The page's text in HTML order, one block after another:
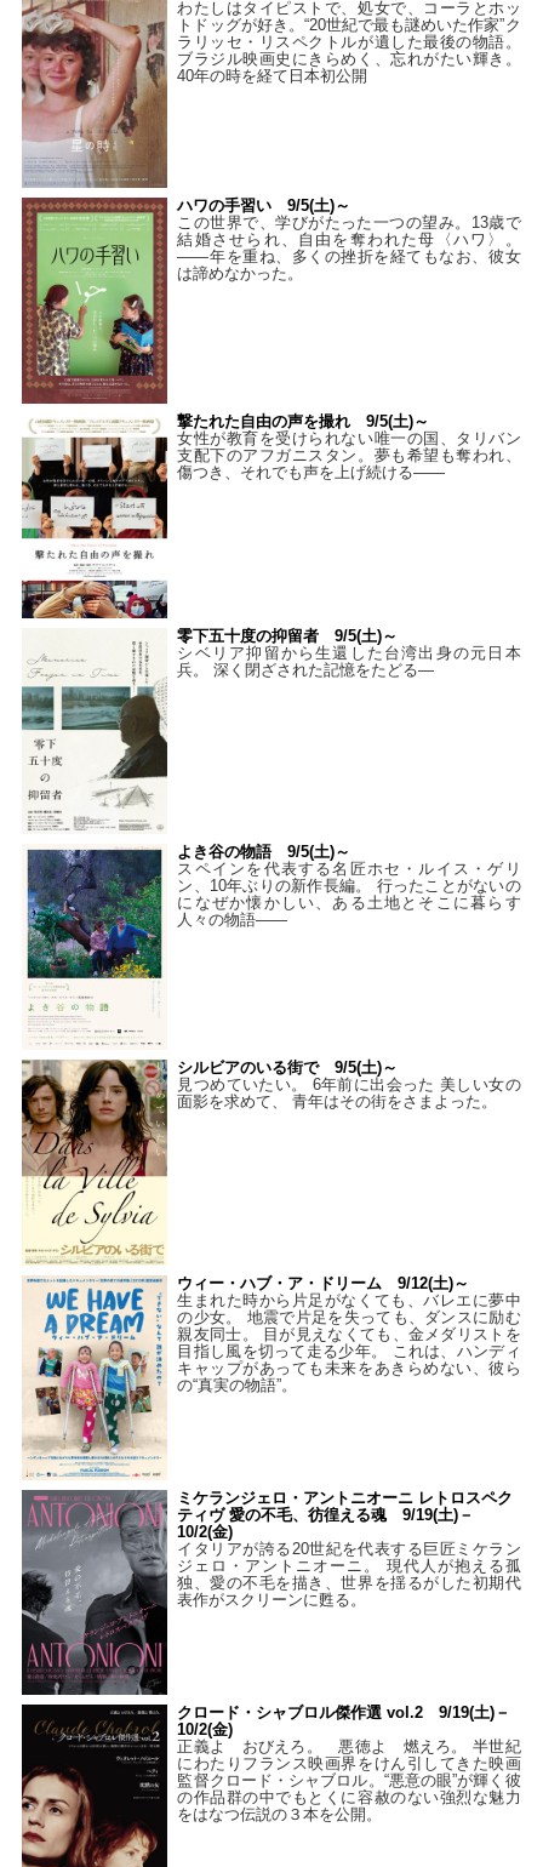
わたしはタイピストで、処⼥で、コーラとホッ
トドッグが好き。“20世紀で最も謎めいた作家”ク
ラリッセ・リスペクトルが遺した最後の物語。
ブラジル映画史にきらめく、忘れがたい輝き。
40年の時を経て⽇本初公開
ハワの手習い 9/5(土)～
この世界で、学びがたった一つの望み。13歳で
結婚させられ、自由を奪われた母〈ハワ〉。
——年を重ね、多くの挫折を経てもなお、彼女
は諦めなかった。
撃たれた自由の声を撮れ 9/5(土)～
女性が教育を受けられない唯一の国、タリバン
支配下のアフガニスタン。夢も希望も奪われ、
傷つき、それでも声を上げ続ける——
零下五十度の抑留者 9/5(土)～
シベリア抑留から生還した台湾出身の元日本
兵。 深く閉ざされた記憶をたどる—
よき谷の物語 9/5(土)～
スペインを代表する名匠ホセ・ルイス・ゲリ
ン、10年ぶりの新作長編。 行ったことがないの
になぜか懐かしい、ある土地とそこに暮らす
人々の物語――
シルビアのいる街で 9/5(土)～
見つめていたい。 6年前に出会った 美しい女の
面影を求めて、 青年はその街をさまよった。
ウィー・ハブ・ア・ドリーム 9/12(土)～
生まれた時から片足がなくても、バレエに夢中
の少女。 地震で片足を失っても、ダンスに励む
親友同士。 目が見えなくても、金メダリストを
目指し風を切って走る少年。 これは、ハンディ
キャップがあっても未来をあきらめない、彼ら
の“真実の物語”。
ミケランジェロ・アントニオーニ レトロスペク
ティヴ 愛の不毛、彷徨える魂 9/19(土)－
10/2(金)
イタリアが誇る20世紀を代表する巨匠ミケラン
ジェロ・アントニオーニ。 現代人が抱える孤
独、愛の不毛を描き、世界を揺るがした初期代
表作がスクリーンに甦る。
クロード・シャブロル傑作選 vol.2 9/19(土)－
10/2(金)
正義よ おびえろ。 悪徳よ 燃えろ。 半世紀
にわたりフランス映画界をけん引してきた映画
監督クロード・シャブロル。“悪意の眼”が輝く彼
の作品群の中でもとくに容赦のない強烈な魅力
をはなつ伝説の３本を公開。